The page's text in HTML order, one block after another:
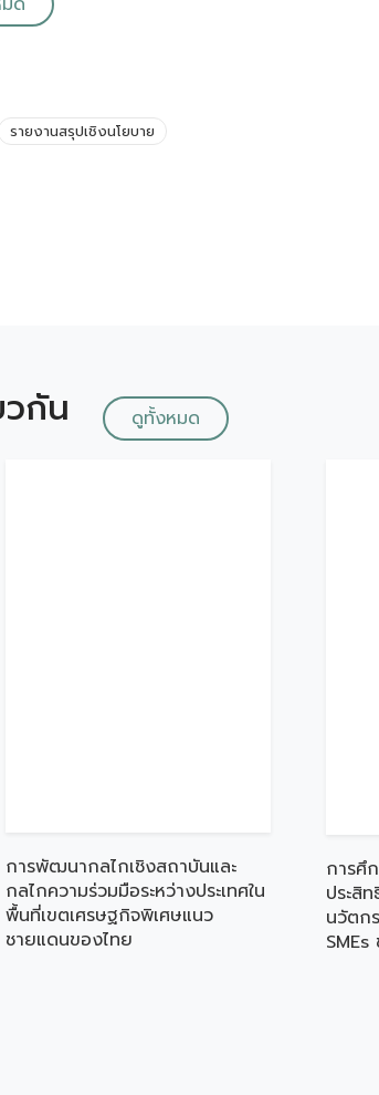
รายงานสรุปเชิงนโยบาย
กัน ดูทั้งหมด
การพัฒนากลไกเชิงสถาบันและ
กลไกความร่วมมือระหว่างประเทศใน
พื้นที่เขตเศรษฐกิจพิเศษแนว
ชายแดนของไทย
การศึ
ประสิ
นวัตก
SMEs